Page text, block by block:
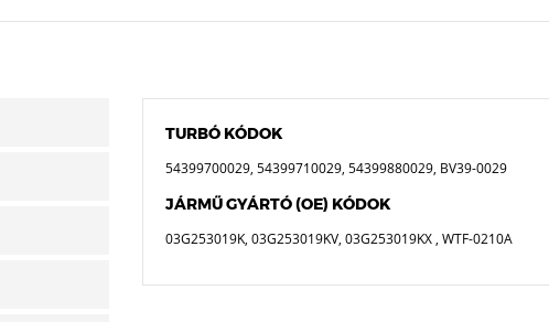
TURBÓ KÓDOK
54399700029, 54399710029, 54399880029, BV39-0029
JÁRMŰ GYÁRTÓ (OE) KÓDOK
03G253019K, 03G253019KV, 03G253019KX , WTF-0210A